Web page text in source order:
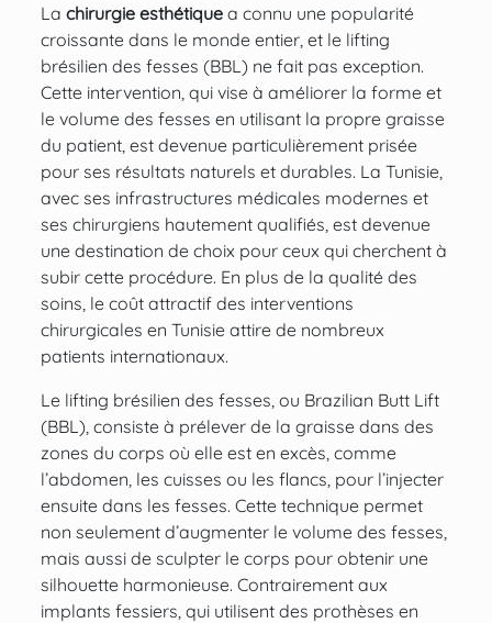
La chirurgie esthétiquea connu une popularité
croissante dans le monde entier, et le lifting
brésilien des fesses (BBL)ne fait pas exception.
Cette intervention, qui vise à améliorer la forme et
le volume des fesses en utilisant la propre graisse
du patient, est devenue particulièrement prisée
pour ses résultats naturels et durables. La Tunisie,
avec ses infrastructures médicales modernes et
ses chirurgiens hautement qualifiés, est devenue
une destination de choix pour ceux qui cherchent à
subir cette procédure. En plus de la qualité des
soins, le coût attractif des interventions
chirurgicales en Tunisie attire de nombreux
patients internationaux.
Le lifting brésilien des fesses, ou Brazilian Butt Lift
(BBL), consiste à prélever de la graisse dans des
zones du corps où elle est en excès, comme
l’abdomen, les cuisses ou les flancs, pour l’injecter
ensuite dans les fesses. Cette technique permet
non seulement d’augmenter le volume des fesses
mais aussi de sculpter le corps pour obtenir une
silhouette harmonieuse. Contrairement aux
implants fessiers, qui utilisent des prothèses en